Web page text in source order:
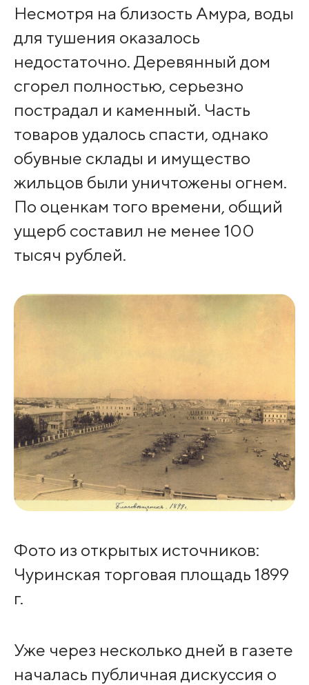
Несмотря на близость Амура, воды
для тушения оказалось
недостаточно. Деревянный дом
сгорел полностью, серьезно
пострадал и каменный. Часть
товаров удалось спасти, однако
обувные склады и имущество
жильцов были уничтожены огнем.
По оценкам того времени, общий
ущерб составил не менее 100
тысяч рублей.
Фото из открытых источников:
Чуринская торговая площадь 1899
г.
Уже через несколько дней в газете
началась публичная дискуссия о